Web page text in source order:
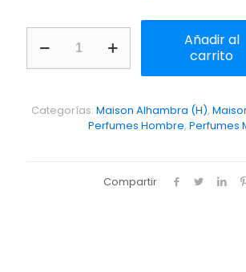
Myth
by
100ml
Añadir al
carrito
Categorías: Maison Alhambra (H),
Perfumes Hombre, Perfumes
Compartir